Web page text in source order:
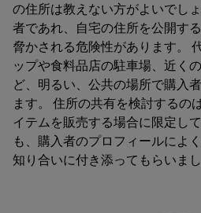
の住所は教えない方がよいでし
者であれ、自宅の住所を公開す
脅かされる危険性があります。
ップや食料品店の駐車場、近く
ど、明るい、公共の場所で購入
ます。 住所の共有を検討するの
イテムを販売する場合に限定し
も、購入者のプロフィールによ
知り合いに付き添ってもらいまし